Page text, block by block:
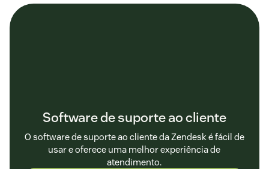
Software de suporte ao cliente
O software de suporte ao cliente da Zendesk é fácil de
usar e oferece uma melhor experiência de
atendimento.